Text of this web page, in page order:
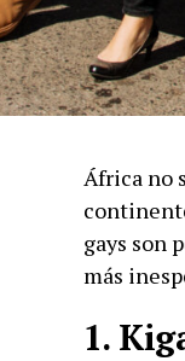
África no
gays son
más
1.